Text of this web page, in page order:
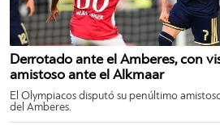
Derrotado ante el Amberes, con
amistoso ante el Alkmaar
El Olympiacos disputó su penúltimo
del Amberes.